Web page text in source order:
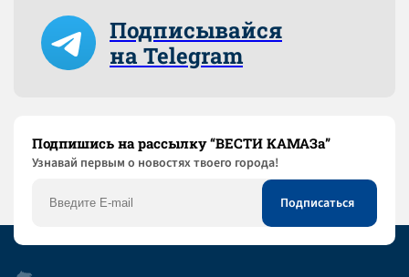
Подписывайся
на Telegram
Подпишись на рассылку “ВЕСТИ КАМАЗа”
Узнaвай первым о новостях твоего города!